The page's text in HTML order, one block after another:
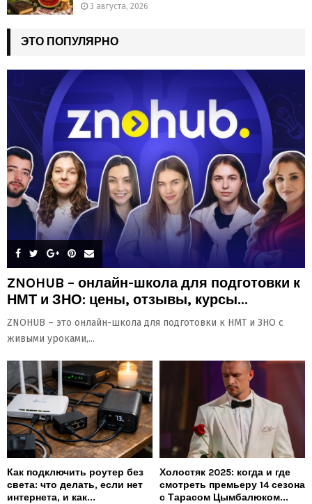
3 августа, 2026
ЭТО ПОПУЛЯРНО
ZNOHUB – онлайн-школа для подготовки к
НМТ и ЗНО: цены, отзывы, курсы...
ZNOHUB – это онлайн-школа для подготовки к НМТ и ЗНО с
живыми уроками,...
Как подключить роутер без
света: что делать, если нет
интернета, и как...
Холостяк 2025: когда и где
смотреть премьеру 14 сезона
с Тарасом Цымбалюком...